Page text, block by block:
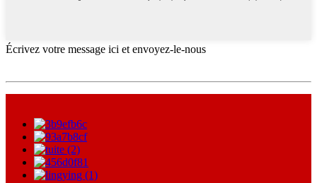
Écrivez votre message ici et envoyez-le-nous